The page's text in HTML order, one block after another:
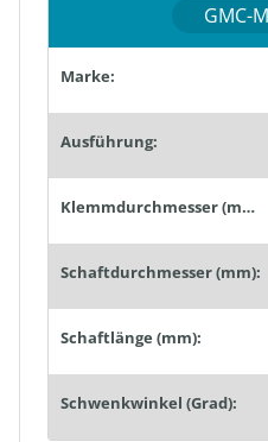
GMC-
Marke:
Ausführung:
Klemmdurchmesser (mm):
Schaftdurchmesser (mm):
Schaftlänge (mm):
Schwenkwinkel (Grad):